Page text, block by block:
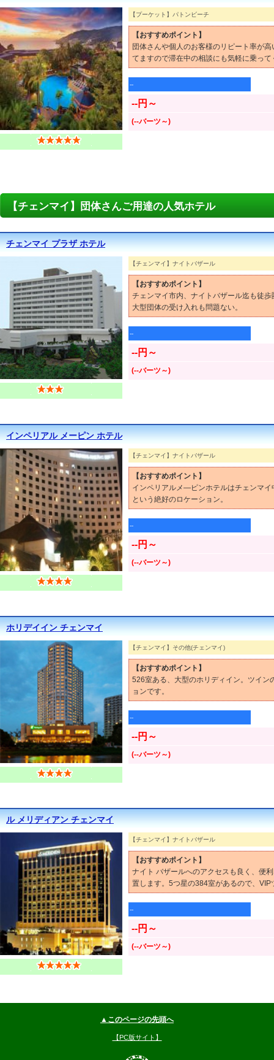
【プーケット】パトンビーチ
【おすすめポイント】
団体さんや個人のお客様のリピート率が
てますので滞在中の相談にも気軽に乗っ
--
--円～
(--バーツ～)
【チェンマイ】団体さんご用達の人気ホテル
チェンマイ プラザ ホテル
【チェンマイ】ナイトバザール
【おすすめポイント】
チェンマイ市内、ナイトバザール迄も徒
大型団体の受け入れも問題ない。
--
--円～
(--バーツ～)
インペリアル メーピン ホテル
【チェンマイ】ナイトバザール
【おすすめポイント】
インペリアルメ―ピンホテルはチェンマ
という絶好のロケーション。
--
--円～
(--バーツ～)
ホリデイイン チェンマイ
【チェンマイ】その他(チェンマイ)
【おすすめポイント】
526室ある、大型のホリディイン。ツイン
ョンです。
--
--円～
(--バーツ～)
ル メリディアン チェンマイ
【チェンマイ】ナイトバザール
【おすすめポイント】
ナイト バザールへのアクセスも良く、便
置します。5つ星の384室があるので、
--
--円～
(--バーツ～)
▲このページの先頭へ
【PC版サイト】